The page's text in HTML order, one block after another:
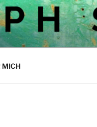
BLOG
MICH